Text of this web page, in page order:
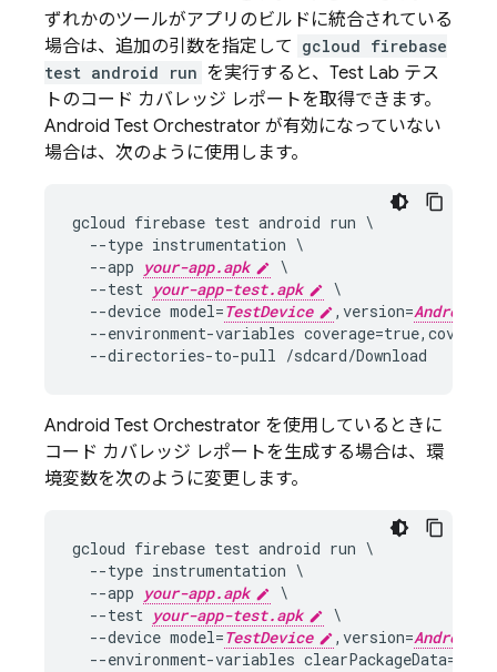
ずれかのツールがアプリのビルドに統合されている
場合は、追加の引数を指定して gcloud firebase
test android run を実行すると、 Test Lab テス
トのコード カバレッジ レポートを取得できます。
Android Test Orchestrator が有効になっていない
場合は、次のように使用します。
gcloud firebase test android run \
  --type instrumentation \
  --app
your-app.apk
\
  --test
your-app-test.apk
\
  --device model=
TestDevice ,version=
--environment-variables
Android Test Orchestrator を使用しているときに
コード カバレッジ レポートを生成する場合は、環
境変数を次のように変更します。
gcloud firebase test android run \
  --type instrumentation \
  --app
your-app.apk
\
  --test
your-app-test.apk
\
  --device model=
TestDevice ,version=
--environment-variables